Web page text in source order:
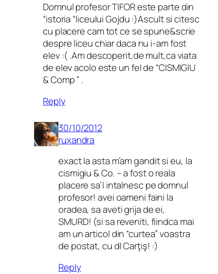
Domnul profesor TIFOR este parte din
“istoria “liceului Gojdu :)Ascult si citesc
cu placere cam tot ce se spune&scrie
despre liceu chiar daca nu i-am fost
elev :( .Am descoperit,de mult,ca viata
de elev acolo este un fel de “CISMIGIU
& Comp ” .
Reply
30/10/2012
ruxandra
exact la asta m’am gandit si eu, la
cismigiu & Co. – a fost o reala
placere sa’l intalnesc pe domnul
profesor! avei oameni faini la
oradea, sa aveti grija de ei,
SMURD! (si sa reveniti, fiindca mai
am un articol din “curtea” voastra
de postat, cu dl Carţiş! :)
Reply